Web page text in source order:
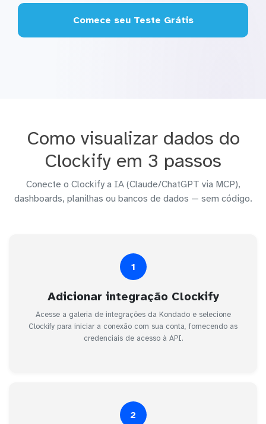
Comece seu Teste Grátis
Como visualizar dados do
Clockify em 3 passos
Conecte o Clockify a IA (Claude/ChatGPT via MCP),
dashboards, planilhas ou bancos de dados — sem código.
1
Adicionar integração Clockify
Acesse a galeria de integrações da Kondado e selecione
Clockify para iniciar a conexão com sua conta, fornecendo as
credenciais de acesso à API.
2